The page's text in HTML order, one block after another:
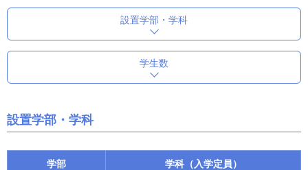
設置学部・学科
学生数
設置学部・学科
学部 学科（入学定員）